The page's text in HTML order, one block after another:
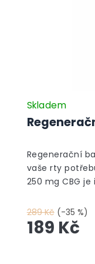
Skladem
289 Kč (-35 %)
189 Kč
Regenerační
vaše rty
250 mg CBG
surovin přímo
přírodní složky
olej, které